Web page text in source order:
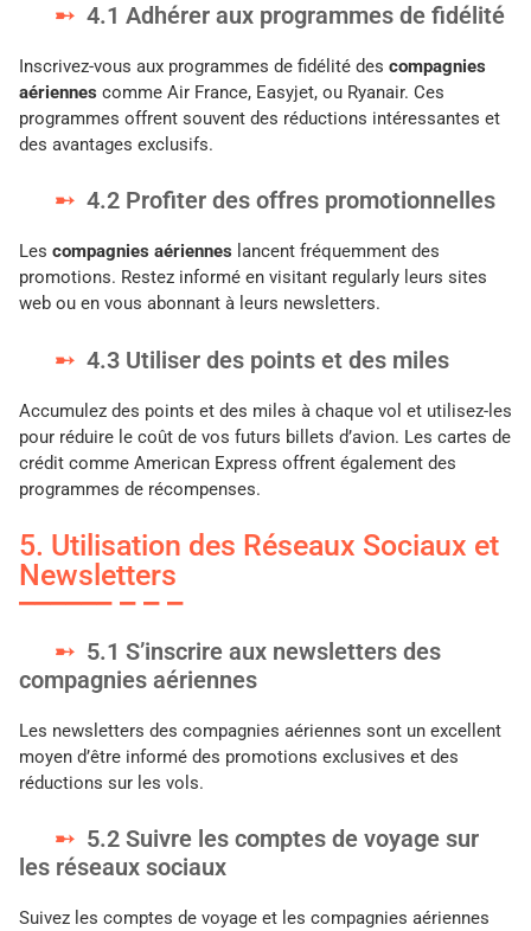
4.1 Adhérer aux programmes de fidélité
Inscrivez-vous aux programmes de fidélité des compagnies
aériennes comme Air France, Easyjet, ou Ryanair. Ces
programmes offrent souvent des réductions intéressantes et
des avantages exclusifs.
4.2 Profiter des offres promotionnelles
Les compagnies aériennes lancent fréquemment des
promotions. Restez informé en visitant regularly leurs sites
web ou en vous abonnant à leurs newsletters.
4.3 Utiliser des points et des miles
Accumulez des points et des miles à chaque vol et utilisez-les
pour réduire le coût de vos futurs billets d’avion. Les cartes de
crédit comme American Express offrent également des
programmes de récompenses.
5. Utilisation des Réseaux Sociaux et
Newsletters
5.1 S’inscrire aux newsletters des
compagnies aériennes
Les newsletters des compagnies aériennes sont un excellent
moyen d’être informé des promotions exclusives et des
réductions sur les vols.
5.2 Suivre les comptes de voyage sur
les réseaux sociaux
Suivez les comptes de voyage et les compagnies aériennes